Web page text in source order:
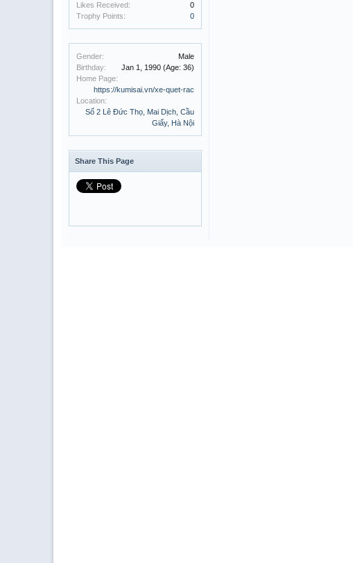
Likes Received:
0
Trophy Points:
0
Gender:
Male
Birthday:
Jan 1, 1990 (Age: 36)
Home Page:
https://kumisai.vn/xe-quet-rac
Location:
Số 2 Lê Đức Thọ, Mai Dịch, Cầu
Giấy, Hà Nội
Share This Page